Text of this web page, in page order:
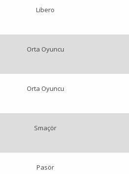
Libero
Orta Oyuncu
Orta Oyuncu
Smaçör
Pasör